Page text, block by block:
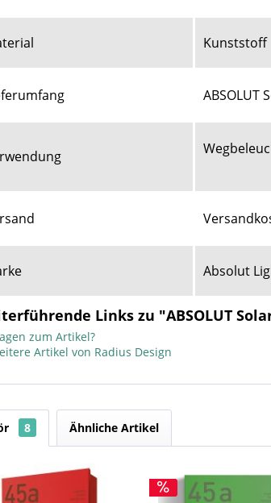
Kunststoff
ABSOLUT
Absolut
Links zu "ABSOLUT
zum Artikel?
Artikel von Radius Design
8 Ähnliche Artikel